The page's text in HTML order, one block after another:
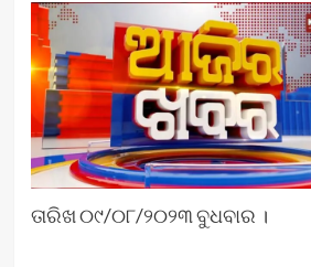
ତାରିଖ ୦୯/୦୮/୨୦୨୩ ବୁଧବାର ।